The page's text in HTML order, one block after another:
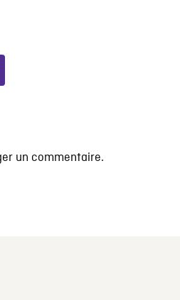
un commentaire.